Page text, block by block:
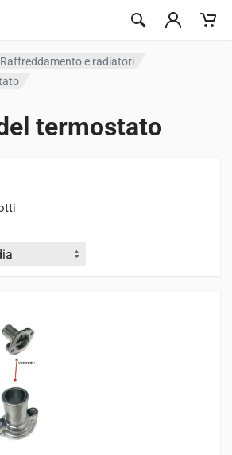
Raffreddamento e radiatori
termostato